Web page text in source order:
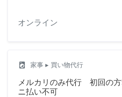
オンライン
local_laundry_service 家事 ▸ 買い物代行
メルカリのみ代行 初回の
ニ払い不可